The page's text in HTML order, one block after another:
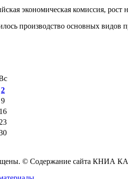
экономическая комиссия,
производство основных
2
9
16
23
© Содержание сайта КНИА